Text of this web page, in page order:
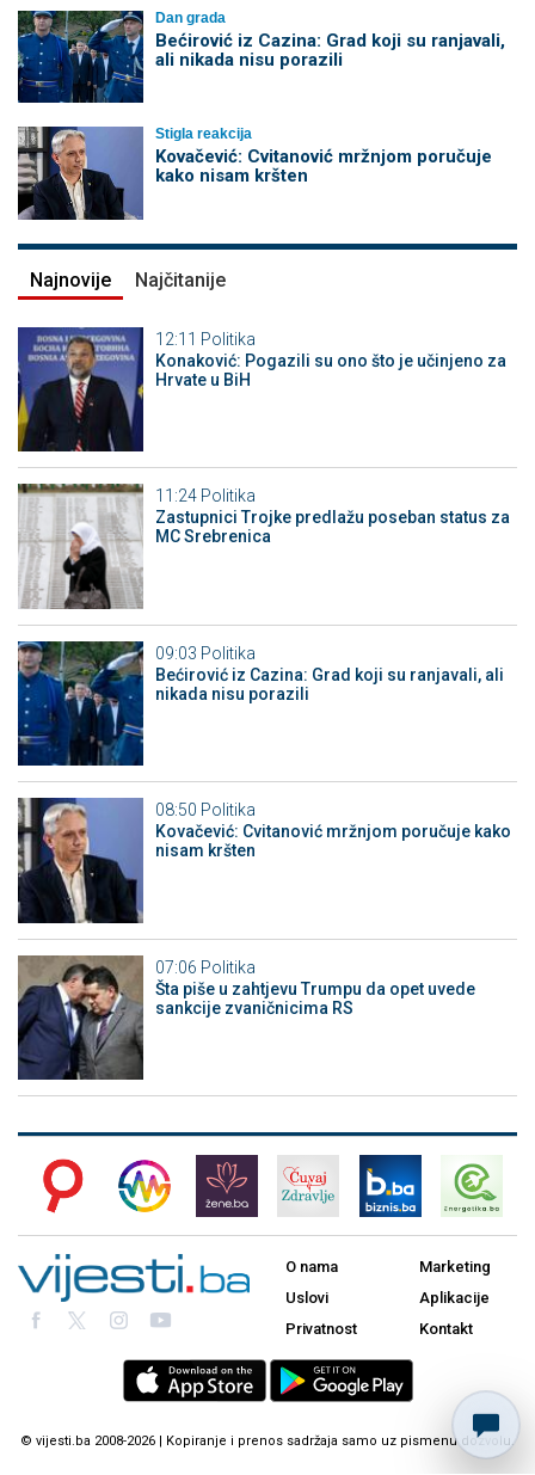
Dan grada
Bećirović iz Cazina: Grad koji su ranjavali,
ali nikada nisu porazili
Stigla reakcija
Kovačević: Cvitanović mržnjom poručuje
kako nisam kršten
Najnovije Najčitanije
12:11 Politika
Konaković: Pogazili su ono što je učinjeno za
Hrvate u BiH
11:24 Politika
Zastupnici Trojke predlažu poseban status za
MC Srebrenica
09:03 Politika
Bećirović iz Cazina: Grad koji su ranjavali, ali
nikada nisu porazili
08:50 Politika
Kovačević: Cvitanović mržnjom poručuje kako
nisam kršten
07:06 Politika
Šta piše u zahtjevu Trumpu da opet uvede
sankcije zvaničnicima RS
O nama
Uslovi
Privatnost
Marketing
Aplikacije
Kontakt
© vijesti.ba 2008-2026 | Kopiranje i prenos sadržaja samo uz pismenu dozvolu.